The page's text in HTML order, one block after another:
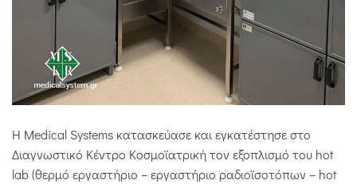
Η Medical Systems κατασκεύασε και εγκατέστησε στο
Διαγνωστικό Κέντρο Κοσμοϊατρική τον εξοπλισμό του hot
lab (θερμό εργαστήριο – εργαστήριο ραδιοϊσοτόπων – hot